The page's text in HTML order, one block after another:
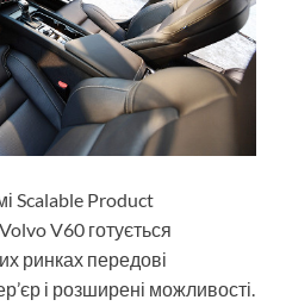
Scalable Product
V60 готується
ринках передові
і розширені можливості.